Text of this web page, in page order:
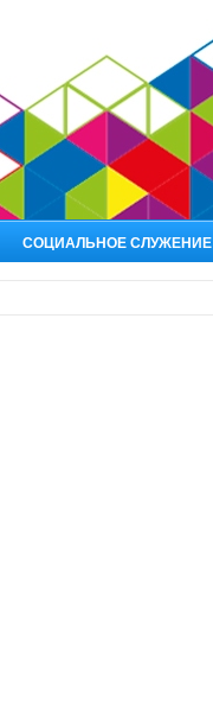
СОЦИАЛЬНОЕ СЛУЖЕНИЕ